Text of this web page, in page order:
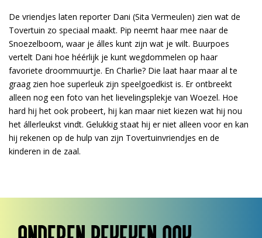
De vriendjes laten reporter Dani (Sita Vermeulen) zien wat de
Tovertuin zo speciaal maakt. Pip neemt haar mee naar de
Snoezelboom, waar je álles kunt zijn wat je wilt. Buurpoes
vertelt Dani hoe héérlijk je kunt wegdommelen op haar
favoriete droommuurtje. En Charlie? Die laat haar maar al te
graag zien hoe superleuk zijn speelgoedkist is. Er ontbreekt
alleen nog een foto van het lievelingsplekje van Woezel. Hoe
hard hij het ook probeert, hij kan maar niet kiezen wat hij nou
het állerleukst vindt. Gelukkig staat hij er niet alleen voor en kan
hij rekenen op de hulp van zijn Tovertuinvriendjes en de
kinderen in de zaal.